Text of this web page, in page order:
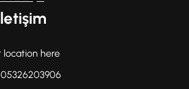
location here